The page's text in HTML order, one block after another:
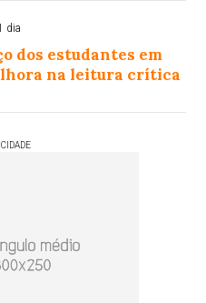
dia
dos estudantes em
na leitura crítica